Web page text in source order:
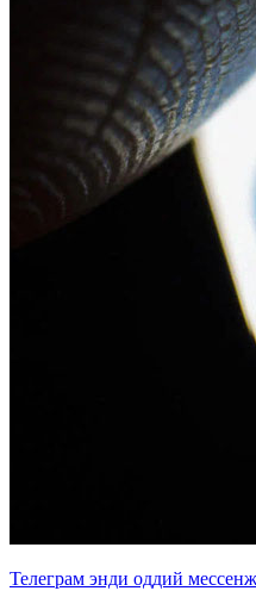
Телеграм энди оддий